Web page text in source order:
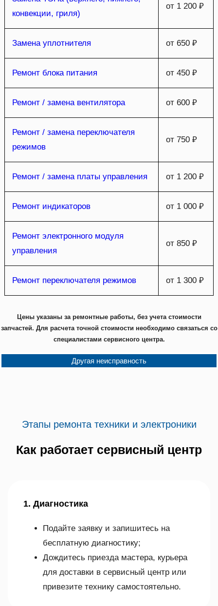
конвекции, гриля)
от 1 200 ₽
Замена уплотнителя от 650 ₽
Ремонт блока питания от 450 ₽
Ремонт / замена вентилятора от 600 ₽
Ремонт / замена переключателя
режимов
от 750 ₽
Ремонт / замена платы управления от 1 200 ₽
Ремонт индикаторов от 1 000 ₽
Ремонт электронного модуля
управления
от 850 ₽
Ремонт переключателя режимов от 1 300 ₽
Цены указаны за ремонтные работы, без учета стоимости
запчастей. Для расчета точной стоимости необходимо связаться со
специалистами сервисного центра.
Другая неисправность
Этапы ремонта техники и электроники
Как работает сервисный центр
1. Диагностика
Подайте заявку и запишитесь на
бесплатную диагностику;
Дождитесь приезда мастера, курьера
для доставки в сервисный центр или
привезите технику самостоятельно.